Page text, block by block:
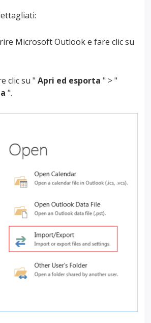
Microsoft Outlook e fare clic su
clic su "Apri ed esporta " > "
".